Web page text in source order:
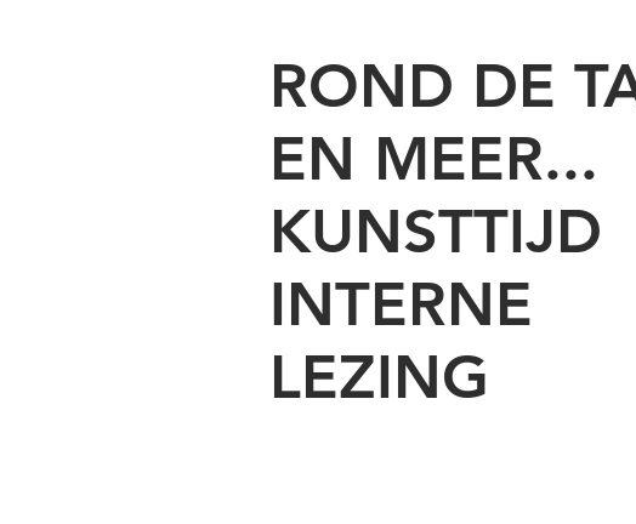
ROND DE
EN MEER...
KUNSTTIJD
INTERNE
LEZING